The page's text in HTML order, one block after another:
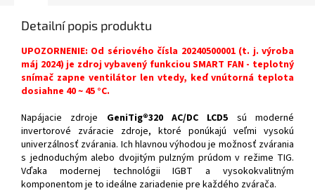
Detailní popis produktu
UPOZORNENIE: Od sériového čísla 20240500001 (t. j. výroba
máj 2024) je zdroj vybavený funkciou SMART FAN - teplotný
snímač zapne ventilátor len vtedy, keď vnútorná teplota
dosiahne 40 ~ 45 °C.
Napájacie zdroje GeniTig®320 AC/DC LCD5 sú moderné
invertorové zváracie zdroje, ktoré ponúkajú veľmi vysokú
univerzálnosť zvárania. Ich hlavnou výhodou je možnosť zvárania
s jednoduchým alebo dvojitým pulzným prúdom v režime TIG.
Vďaka modernej technológii IGBT a vysokokvalitným
komponentom je to ideálne zariadenie pre každého zvárača.